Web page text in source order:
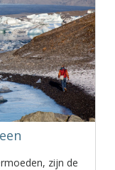
zijn de